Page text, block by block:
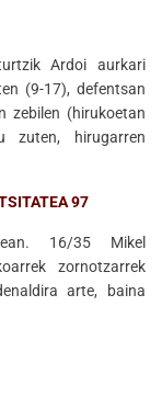
Ardoi aurkari
(9-17), defentsan
zebilen (hirukoetan
zuten, hirugarren
97
16/35 Mikel
zornotzarrek
arte, baina